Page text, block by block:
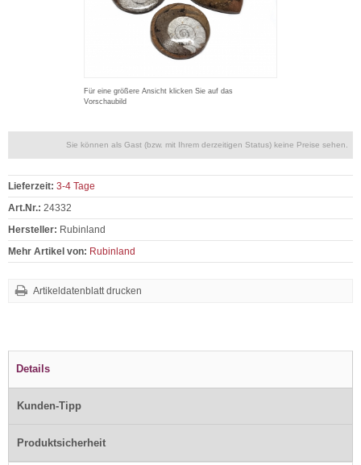
Für eine größere Ansicht klicken Sie auf das
Vorschaubild
Sie können als Gast (bzw. mit Ihrem derzeitigen Status) keine Preise sehen.
Lieferzeit: 3-4 Tage
Art.Nr.: 24332
Hersteller: Rubinland
Mehr Artikel von: Rubinland
Artikeldatenblatt drucken
Details
Kunden-Tipp
Produktsicherheit